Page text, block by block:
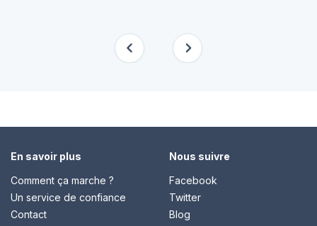
En savoir plus
Comment ça marche ?
Un service de confiance
Contact
Nous suivre
Facebook
Twitter
Blog